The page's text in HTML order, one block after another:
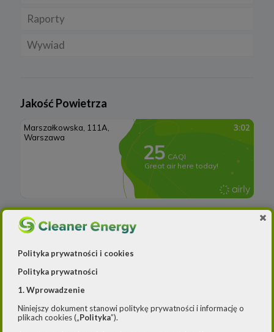
Samochody typu plug in hybrid BEV
CNG
LNG
Licznik OZE
Biogazownie
Rynek OZE
Lądowa energetyka wiatrowa
Systemy magazynowania energii
Raporty
Wywiad
Jakość Powietrza
Polityka prywatności i cookies
Polityka prywatności
1. Wprowadzenie
Niniejszy dokument stanowi politykę prywatności i informację o
plikach cookies („Polityka”).